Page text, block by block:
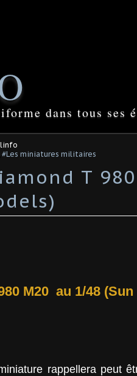
dans tous ses
#Les miniatures militaires
T
M20 au 1/48
rappellera peut